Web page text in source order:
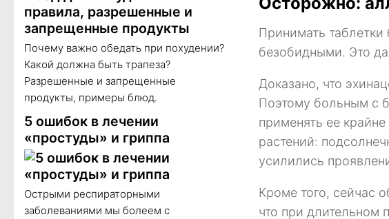
Принимать таблетки
безобидными. Это
Доказано, что
Поэтому больным с
применять ее
растений:
усилились
Кроме того, сейчас
что при длительном
правила, разрешенные и
запрещенные продукты
Почему важно обедать при похудении?
Какой должна быть трапеза?
Разрешенные и запрещенные
продукты, примеры блюд.
5 ошибок в лечении
«простуды» и гриппа
Острыми респираторными
заболеваниями мы болеем с